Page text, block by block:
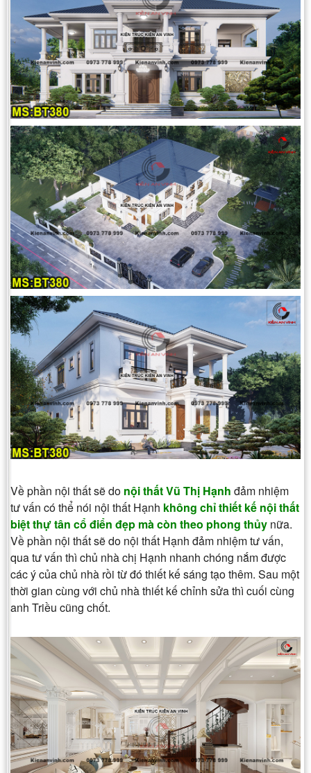
Về phần nội thất sẽ do nội thất Vũ Thị Hạnh đảm nhiệm
tư vấn có thể nói nội thất Hạnh không chỉ thiết kế nội thất
biệt thự tân cổ điển đẹp mà còn theo phong thủy nữa.
Về phần nội thất sẽ do nội thất Hạnh đảm nhiệm tư vấn,
qua tư vấn thì chủ nhà chị Hạnh nhanh chóng nắm được
các ý của chủ nhà rồi từ đó thiết kế sáng tạo thêm. Sau một
thời gian cùng với chủ nhà thiết kế chỉnh sửa thì cuối cùng
anh Triều cũng chốt.